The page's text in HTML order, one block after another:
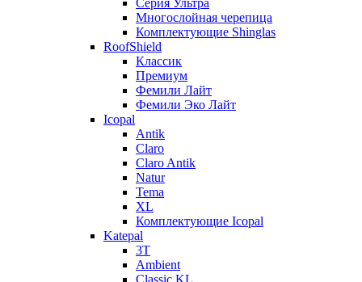
Многослойная черепица
Комплектующие Shinglas
RoofShield
Классик
Премиум
Фемили Лайт
Фемили Эко Лайт
Icopal
Antik
Claro
Claro Antik
Natur
Tema
XL
Комплектующие Icopal
Katepal
3T
Ambient
Classic KL